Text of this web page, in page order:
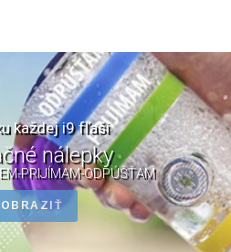
každej i9 fľaši
nálepky
PRIJÍMAM-ODPÚŠŤAM